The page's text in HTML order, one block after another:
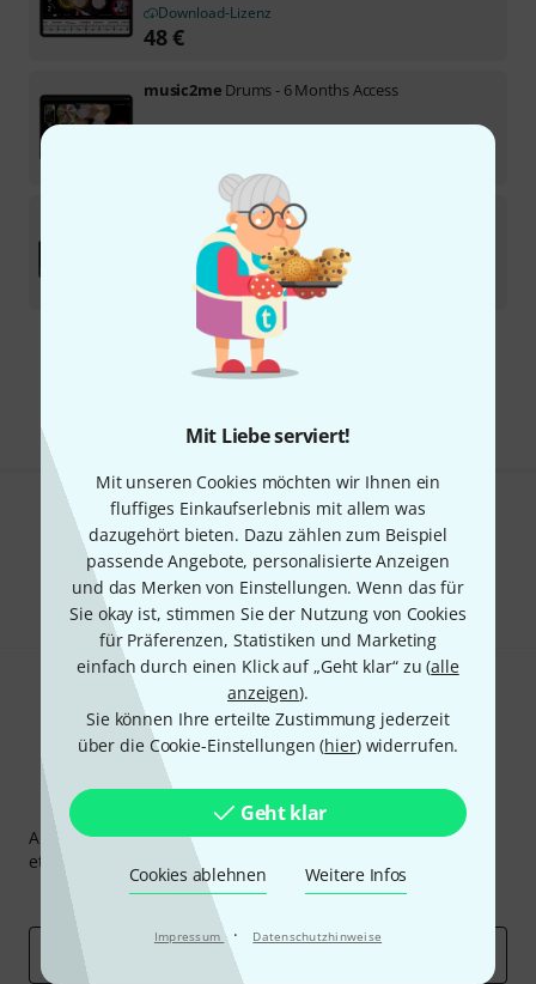
Mit Liebe serviert!
Mit unseren Cookies möchten wir Ihnen ein
fluffiges Einkaufserlebnis mit allem was
dazugehört bieten. Dazu zählen zum Beispiel
passende Angebote, personalisierte Anzeigen
und das Merken von Einstellungen. Wenn das für
Sie okay ist, stimmen Sie der Nutzung von Cookies
für Präferenzen, Statistiken und Marketing
einfach durch einen Klick auf „Geht klar“ zu (alle
anzeigen).
Sie können Ihre erteilte Zustimmung jederzeit
über die Cookie-Einstellungen (hier) widerrufen.
Geht klar
Cookies ablehnen Weitere Infos
Impressum · Datenschutzhinweise
Download-Lizenz
48€
music2me Drums - 6 Months Access
Plus - One Month Access
Download-Lizenz
27,90€
Kostenloser Versand ab 29 €
Gefällt Ihnen, was Sie sehen?
Teilen Hilfe & Feedback
Thomann Newsletter
Abonniere den Thomann Newsletter und gewinne mit
etwas Glück einen von
Inspirierende Beiträge
Deals Thomann Insights